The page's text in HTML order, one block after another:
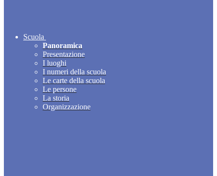
Scuola
Panoramica
Presentazione
I luoghi
I numeri della scuola
Le carte della scuola
Le persone
La storia
Organizzazione